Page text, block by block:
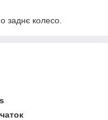
заднє колесо.